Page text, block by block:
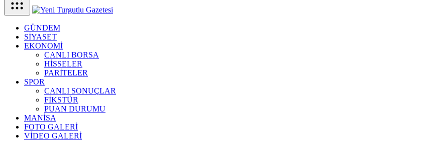
GÜNDEM
SİYASET
EKONOMİ
CANLI BORSA
HİSSELER
PARİTELER
SPOR
CANLI SONUÇLAR
FİKSTÜR
PUAN DURUMU
MANİSA
FOTO GALERİ
VİDEO GALERİ